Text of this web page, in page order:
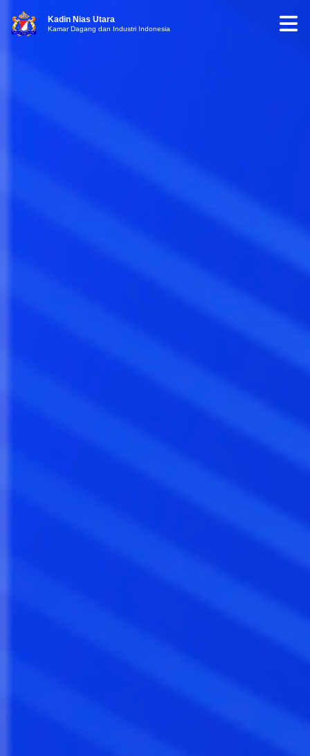
Kadin Nias Utara
Kamar Dagang dan Industri Indonesia